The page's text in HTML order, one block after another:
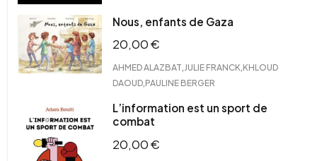
Nous, enfants de Gaza
20,00€
AHMED ALAZBAT JULIE FRANCK KHLOUD
DAOUD PAULINE BERGER
L’information est un sport de
combat
20,00€